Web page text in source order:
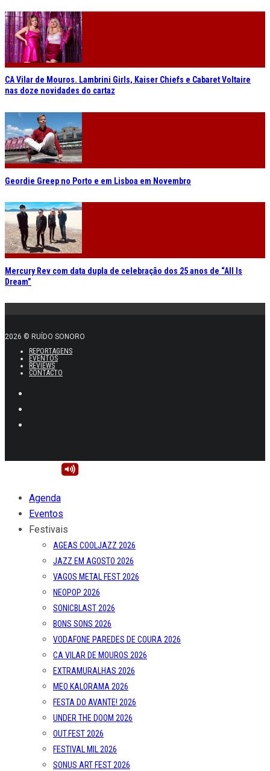
CA Vilar de Mouros. Lambrini Girls, Kaiser Chiefs e Cabaret Voltaire
nas doze novidades do cartaz
Geordie Greep no Porto e em Lisboa em Novembro
Mercury Rev com data dupla de celebração dos 25 anos de “All Is
Dream”
2026 © RUÍDO SONORO
REPORTAGENS
EVENTOS
REVIEWS
CONTACTO
Agenda
Eventos
Festivais
AGEAS COOLJAZZ 2026
JAZZ EM AGOSTO 2026
VAGOS METAL FEST 2026
NEOPOP 2026
SONICBLAST 2026
BONS SONS 2026
VODAFONE PAREDES DE COURA 2026
CA VILAR DE MOUROS 2026
EXTRAMURALHAS 2026
MEO KALORAMA 2026
FESTA DO AVANTE! 2026
UNDER THE DOOM 2026
OUT.FEST 2026
FESTIVAL MIL 2026
SONUS ART FEST 2026